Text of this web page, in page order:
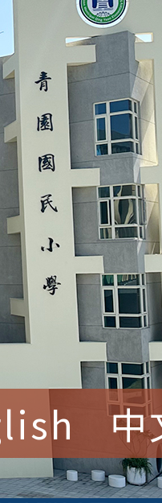
中
加桃園市中
師榮獲社
斯O蜜、